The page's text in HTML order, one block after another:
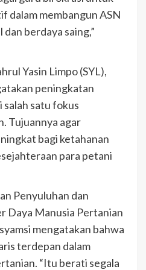
dalam membangun ASN
berdaya saing,”
Yasin Limpo (SYL),
peningkatan
salah satu fokus
Tujuannya agar
bagi ketahanan
para petani
Penyuluhan dan
Daya Manusia Pertanian
mengatakan bahwa
terdepan dalam
“Itu berati segala